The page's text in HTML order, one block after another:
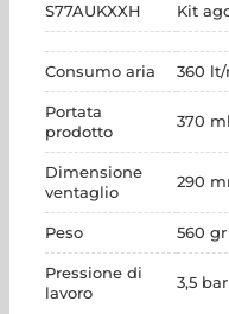
S77AUKXXH Kit
Consumo aria 360
Portata
prodotto
370
Dimensione
ventaglio
290
Peso 560 gr
Pressione di
lavoro
3,5 bar